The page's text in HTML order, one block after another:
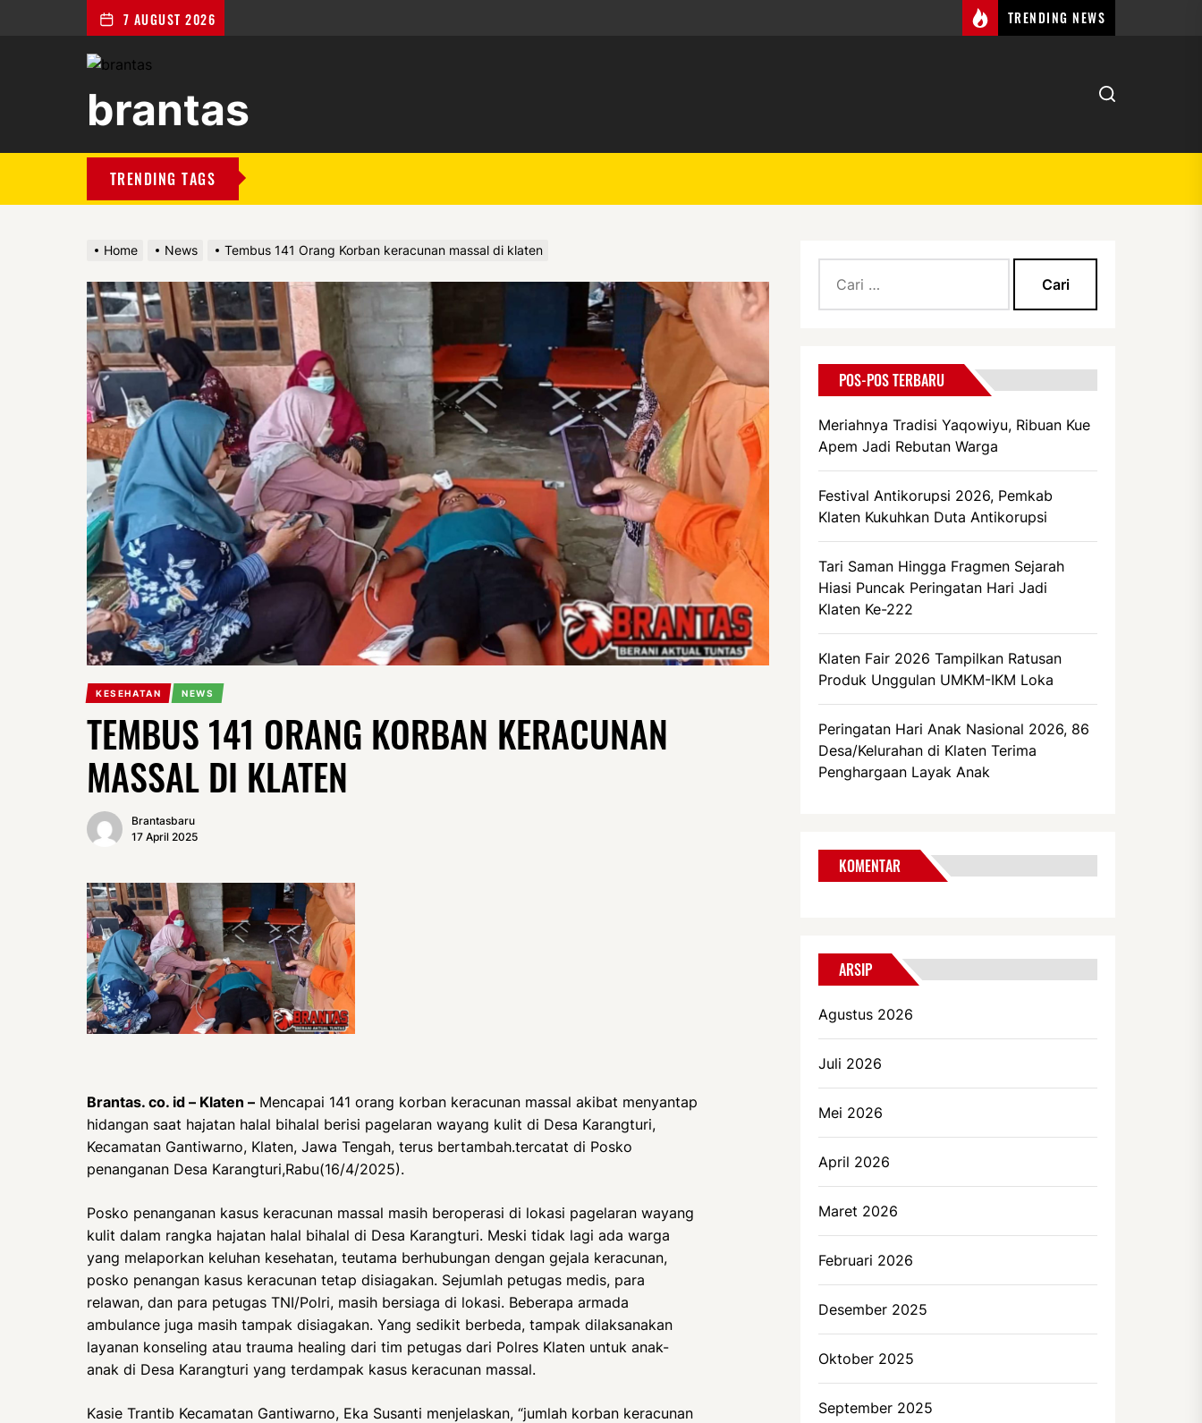
7 AUGUST 2026 TRENDING NEWS
brantas
TRENDING TAGS
Home News Tembus 141 Orang Korban keracunan massal di klaten
KESEHATAN NEWS
TEMBUS 141 ORANG KORBAN KERACUNAN
MASSAL DI KLATEN
Brantasbaru
17 April 2025
Brantas. co. id – Klaten – Mencapai 141 orang korban keracunan massal akibat menyantap
hidangan saat hajatan halal bihalal berisi pagelaran wayang kulit di Desa Karangturi,
Kecamatan Gantiwarno, Klaten, Jawa Tengah, terus bertambah.tercatat di Posko
penanganan Desa Karangturi,Rabu(16/4/2025).
Posko penanganan kasus keracunan massal masih beroperasi di lokasi pagelaran wayang
kulit dalam rangka hajatan halal bihalal di Desa Karangturi. Meski tidak lagi ada warga
yang melaporkan keluhan kesehatan, teutama berhubungan dengan gejala keracunan,
posko penangan kasus keracunan tetap disiagakan. Sejumlah petugas medis, para
relawan, dan para petugas TNI/Polri, masih bersiaga di lokasi. Beberapa armada
ambulance juga masih tampak disiagakan. Yang sedikit berbeda, tampak dilaksanakan
layanan konseling atau trauma healing dari tim petugas dari Polres Klaten untuk anak-
anak di Desa Karangturi yang terdampak kasus keracunan massal.
Kasie Trantib Kecamatan Gantiwarno, Eka Susanti menjelaskan, “jumlah korban keracunan
untuk:
POS-POS TERBARU
Meriahnya Tradisi Yaqowiyu, Ribuan Kue
Apem Jadi Rebutan Warga
Festival Antikorupsi 2026, Pemkab
Klaten Kukuhkan Duta Antikorupsi
Tari Saman Hingga Fragmen Sejarah
Hiasi Puncak Peringatan Hari Jadi
Klaten Ke-222
Klaten Fair 2026 Tampilkan Ratusan
Produk Unggulan UMKM-IKM Loka
Peringatan Hari Anak Nasional 2026, 86
Desa/Kelurahan di Klaten Terima
Penghargaan Layak Anak
KOMENTAR
ARSIP
Agustus 2026
Juli 2026
Mei 2026
April 2026
Maret 2026
Februari 2026
Desember 2025
Oktober 2025
September 2025